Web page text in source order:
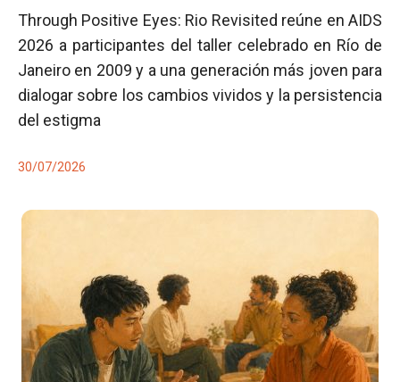
Through Positive Eyes: Rio Revisited reúne en AIDS
2026 a participantes del taller celebrado en Río de
Janeiro en 2009 y a una generación más joven para
dialogar sobre los cambios vividos y la persistencia
del estigma
30/07/2026